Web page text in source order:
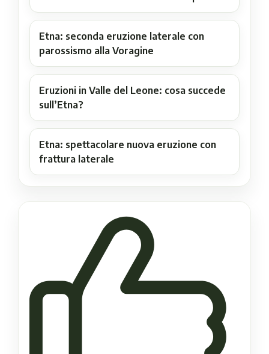
Etna: seconda eruzione laterale con
parossismo alla Voragine
Eruzioni in Valle del Leone: cosa succede
sull’Etna?
Etna: spettacolare nuova eruzione con
frattura laterale